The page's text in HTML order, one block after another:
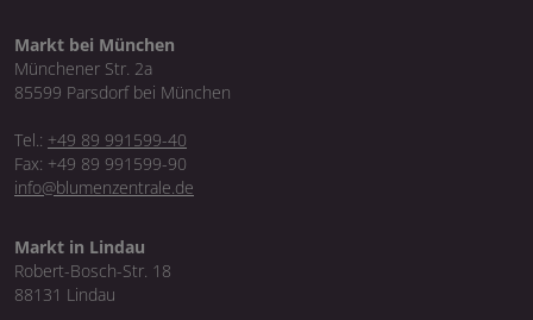
Markt bei München
Münchener Str. 2a
85599 Parsdorf bei München
Tel.: +49 89 991599-40
Fax: +49 89 991599-90
info@blumenzentrale.de
Markt in Lindau
Robert-Bosch-Str. 18
88131 Lindau